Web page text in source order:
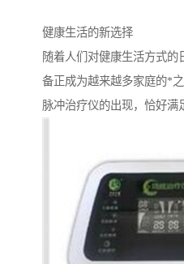
健康生活的新选择
随着人们对健康生活方式
备正成为越来越多家庭的*之
脉冲治疗仪的出现，恰好满